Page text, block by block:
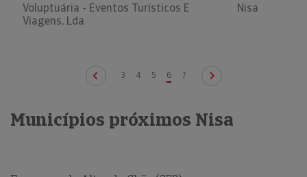
Voluptuária - Eventos Turísticos E
Viagens, Lda
Nisa
3 4 5 6 7
Municípios próximos Nisa